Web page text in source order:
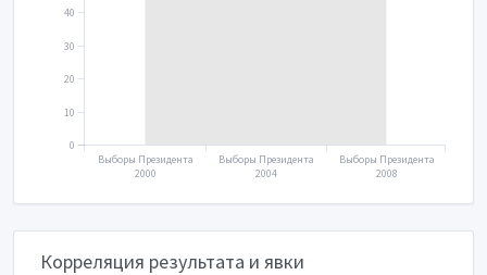
Выборы Президента
2000
Выборы Президента
2004
Выборы Президента
2008
0
10
20
30
40
Корреляция результата и явки